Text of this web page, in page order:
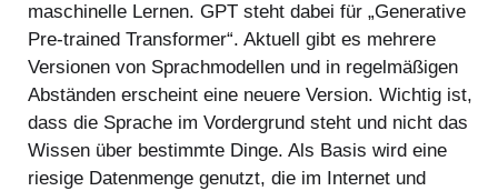
maschinelle Lernen. GPT steht dabei für „Generative
Pre-trained Transformer“. Aktuell gibt es mehrere
Versionen von Sprachmodellen und in regelmäßigen
Abständen erscheint eine neuere Version. Wichtig ist,
dass die Sprache im Vordergrund steht und nicht das
Wissen über bestimmte Dinge. Als Basis wird eine
riesige Datenmenge genutzt, die im Internet und